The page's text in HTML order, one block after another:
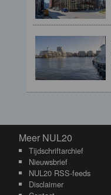
Meer NUL20
Meer NUL20
Tijdschriftarchief
Nieuwsbrief
NUL20 RSS-feeds
Disclaimer